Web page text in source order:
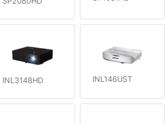
INL3148HD INL146UST